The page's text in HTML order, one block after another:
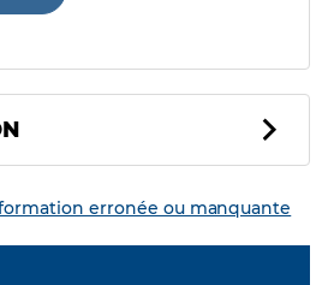
erronée ou manquante